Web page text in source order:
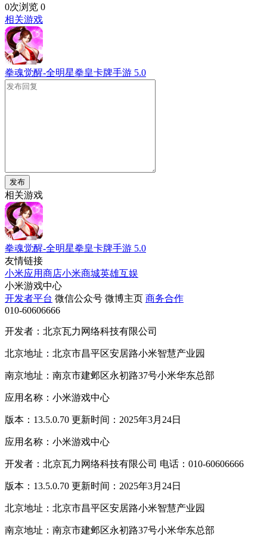
0次浏览 0
相关游戏
拳魂觉醒-全明星拳皇卡牌手游 5.0
发布
相关游戏
拳魂觉醒-全明星拳皇卡牌手游 5.0
友情链接
小米应用商店小米商城英雄互娱
小米游戏中心
开发者平台 微信公众号 微博主页 商务合作
010-60606666
开发者：北京瓦力网络科技有限公司
北京地址：北京市昌平区安居路小米智慧产业园
南京地址：南京市建邺区永初路37号小米华东总部
应用名称：小米游戏中心
版本：13.5.0.70 更新时间：2025年3月24日
应用名称：小米游戏中心
开发者：北京瓦力网络科技有限公司 电话：010-60606666
版本：13.5.0.70 更新时间：2025年3月24日
北京地址：北京市昌平区安居路小米智慧产业园
南京地址：南京市建邺区永初路37号小米华东总部